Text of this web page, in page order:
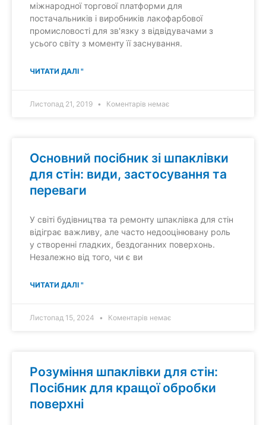
міжнародної торгової платформи для
постачальників і виробників лакофарбової
промисловості для зв'язку з відвідувачами з
усього світу з моменту її заснування.
ЧИТАТИ ДАЛІ "
Листопад 21, 2019 Коментарів немає
Основний посібник зі шпаклівки
для стін: види, застосування та
переваги
У світі будівництва та ремонту шпаклівка для стін
відіграє важливу, але часто недооцінювану роль
у створенні гладких, бездоганних поверхонь.
Незалежно від того, чи є ви
ЧИТАТИ ДАЛІ "
Листопад 15, 2024 Коментарів немає
Розуміння шпаклівки для стін:
Посібник для кращої обробки
поверхні